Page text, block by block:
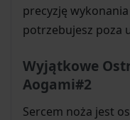
precyzję
potrzebujesz poza
Wyjątkowe
Aogami#2
Sercem noża jest